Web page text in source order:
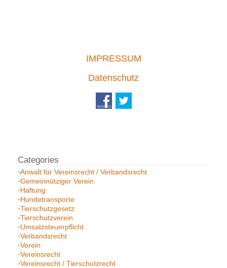
IMPRESSUM
Datenschutz
Anwalt für Vereinsrecht / Verbandsrecht
Gemeinnütziger Verein
Haftung
Hundetransporte
Tierschutzgesetz
Tierschutzverein
Umsatzsteuerpflicht
Verbandsrecht
Verein
Vereinsrecht
Vereinsrecht / Tierschutzrecht